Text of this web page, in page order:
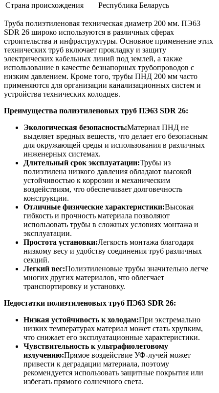
Страна происхождения
Республика Беларусь
Труба полиэтиленовая техническая диаметр 200 мм. ПЭ63
SDR 26 широко используются в различных сферах
строительства и инфраструктуры. Основное применение этих
технических труб включает прокладку и защиту
электрических кабельных линий под землей, а также
использование в качестве безнапорных трубопроводов с
низким давлением. Кроме того, трубы ПНД 200 мм часто
применяются для организации канализационных систем и
устройства технических колодцев.
Преимущества полиэтиленовых труб ПЭ63 SDR 26:
Экологическая безопасность:Материал ПНД не
выделяет вредных веществ, что делает его безопасным
для окружающей среды и использования в различных
инженерных системах.
Длительный срок эксплуатации:Трубы из
полиэтилена низкого давления обладают высокой
устойчивостью к коррозии и механическим
воздействиям, что обеспечивает долговечность
конструкции.
Отличные физические характеристики:Высокая
гибкость и прочность материала позволяют
использовать трубы в сложных условиях монтажа и
эксплуатации.
Простота установки:Легкость монтажа благодаря
низкому весу и удобству соединения труб различных
секций.
Легкий вес:Полиэтиленовые трубы значительно легче
многих других материалов, что облегчает
транспортировку и установку.
Недостатки полиэтиленовых труб ПЭ63 SDR 26:
Низкая устойчивость к холодам:При экстремально
низких температурах материал может стать хрупким,
что снижает его эксплуатационные характеристики.
Чувствительность к ультрафиолетовому
излучению:Прямое воздействие УФ-лучей может
привести к деградации материала, поэтому
рекомендуется использовать защитные покрытия или
избегать прямого солнечного света.